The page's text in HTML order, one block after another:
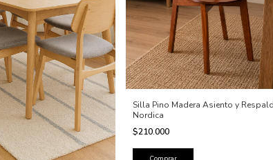
Silla Pino Madera Asiento y
Nordica
$210.000